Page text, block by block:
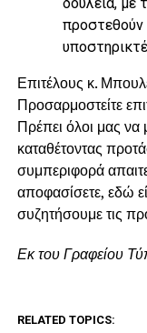
δουλειά, με
προστεθούν
Επιτέλους κ.
Προσαρμοστείτε
Πρέπει όλοι μας να
καταθέτοντας
συμπεριφορά
αποφασίσετε, εδώ
συζητήσουμε τις
Εκ του Γραφείου
RELATED TOPICS: